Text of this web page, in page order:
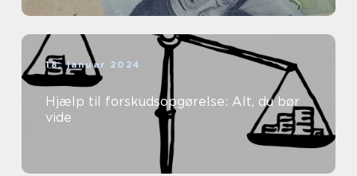
18. januar 2024
Hjælp til forskudsopgørelse: Alt, du bør
vide